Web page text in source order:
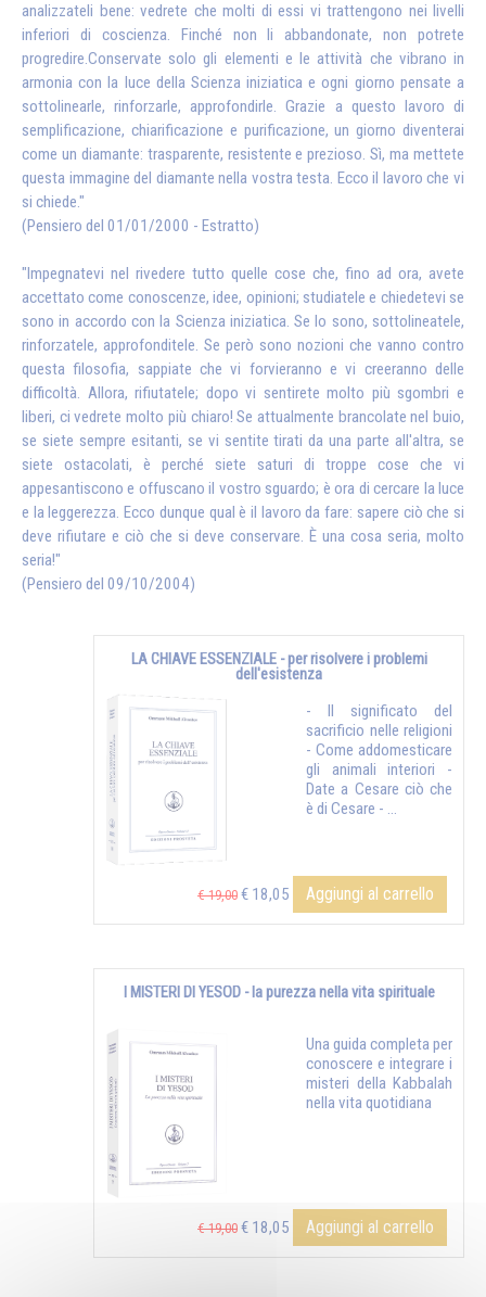
analizzateli bene: vedrete che molti di essi vi trattengono nei livelli
inferiori di coscienza. Finché non li abbandonate, non potrete
progredire.Conservate solo gli elementi e le attività che vibrano in
armonia con la luce della Scienza iniziatica e ogni giorno pensate a
sottolinearle, rinforzarle, approfondirle. Grazie a questo lavoro di
semplificazione, chiarificazione e purificazione, un giorno diventerai
come un diamante: trasparente, resistente e prezioso. Sì, ma mettete
questa immagine del diamante nella vostra testa. Ecco il lavoro che vi
si chiede."
(Pensiero del 01/01/2000 - Estratto)
"Impegnatevi nel rivedere tutto quelle cose che, fino ad ora, avete
accettato come conoscenze, idee, opinioni; studiatele e chiedetevi se
sono in accordo con la Scienza iniziatica. Se lo sono, sottolineatele,
rinforzatele, approfonditele. Se però sono nozioni che vanno contro
questa filosofia, sappiate che vi forvieranno e vi creeranno delle
difficoltà. Allora, rifiutatele; dopo vi sentirete molto più sgombri e
liberi, ci vedrete molto più chiaro! Se attualmente brancolate nel buio,
se siete sempre esitanti, se vi sentite tirati da una parte all'altra, se
siete ostacolati, è perché siete saturi di troppe cose che vi
appesantiscono e offuscano il vostro sguardo; è ora di cercare la luce
e la leggerezza. Ecco dunque qual è il lavoro da fare: sapere ciò che si
deve rifiutare e ciò che si deve conservare. È una cosa seria, molto
seria!"
(Pensiero del 09/10/2004)
LA CHIAVE ESSENZIALE - per risolvere i problemi
dell'esistenza
- Il significato del
sacrificio nelle religioni
- Come addomesticare
gli animali interiori -
Date a Cesare ciò che
è di Cesare - ...
€ 19,00 € 18,05 Aggiungi al carrello
I MISTERI DI YESOD - la purezza nella vita spirituale
Una guida completa per
conoscere e integrare i
misteri della Kabbalah
nella vita quotidiana
€ 19,00 € 18,05 Aggiungi al carrello